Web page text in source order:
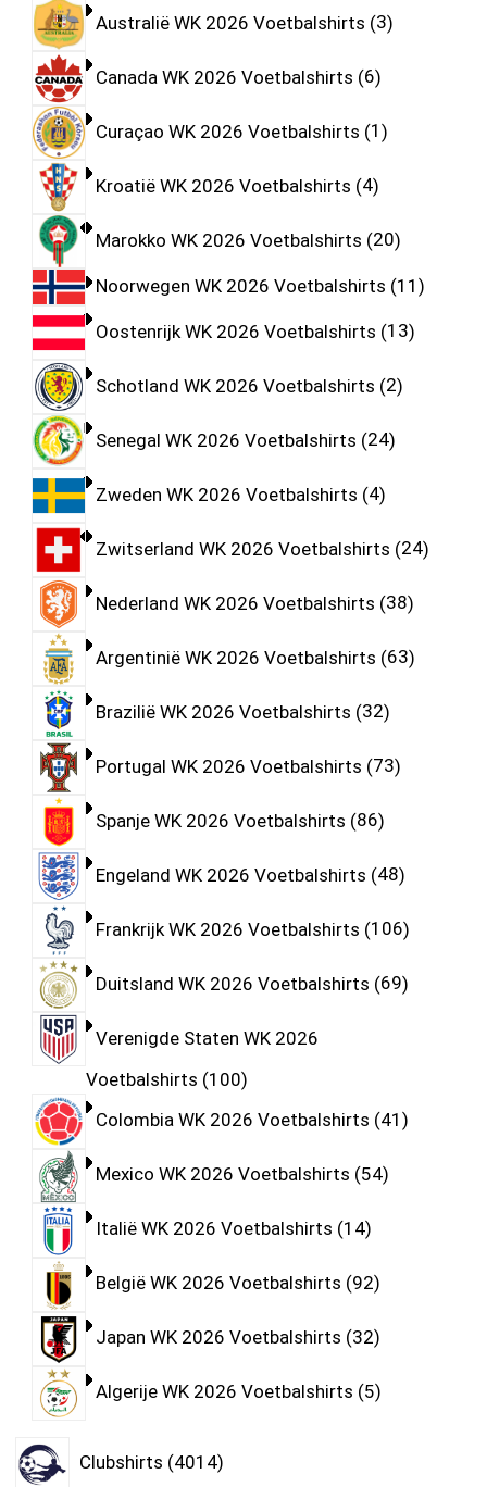
Australië WK 2026 Voetbalshirts 3
Canada WK 2026 Voetbalshirts 6
Curaçao WK 2026 Voetbalshirts 1
Kroatië WK 2026 Voetbalshirts 4
Marokko WK 2026 Voetbalshirts 20
Noorwegen WK 2026 Voetbalshirts 11
Oostenrijk WK 2026 Voetbalshirts 13
Schotland WK 2026 Voetbalshirts 2
Senegal WK 2026 Voetbalshirts 24
Zweden WK 2026 Voetbalshirts 4
Zwitserland WK 2026 Voetbalshirts 24
Nederland WK 2026 Voetbalshirts 38
Argentinië WK 2026 Voetbalshirts 63
Brazilië WK 2026 Voetbalshirts 32
Portugal WK 2026 Voetbalshirts 73
Spanje WK 2026 Voetbalshirts 86
Engeland WK 2026 Voetbalshirts 48
Frankrijk WK 2026 Voetbalshirts 106
Duitsland WK 2026 Voetbalshirts 69
Verenigde Staten WK 2026
Voetbalshirts 100
Colombia WK 2026 Voetbalshirts 41
Mexico WK 2026 Voetbalshirts 54
Italië WK 2026 Voetbalshirts 14
België WK 2026 Voetbalshirts 92
Japan WK 2026 Voetbalshirts 32
Algerije WK 2026 Voetbalshirts 5
Clubshirts 4014